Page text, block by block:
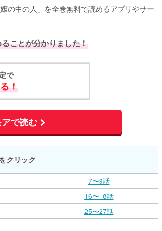
の中の人」を全巻無料で読めるアプリやサー
ことが分かりました！
で
！
で読む
クリック
7〜9話
16〜18話
25〜27話